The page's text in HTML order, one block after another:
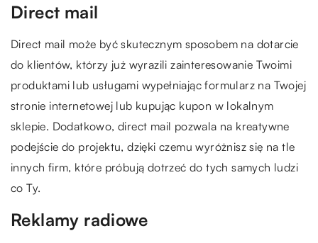
Direct mail
Direct mail może być skutecznym sposobem na dotarcie
do klientów, którzy już wyrazili zainteresowanie Twoimi
produktami lub usługami wypełniając formularz na Twojej
stronie internetowej lub kupując kupon w lokalnym
sklepie. Dodatkowo, direct mail pozwala na kreatywne
podejście do projektu, dzięki czemu wyróżnisz się na tle
innych firm, które próbują dotrzeć do tych samych ludzi
co Ty.
Reklamy radiowe